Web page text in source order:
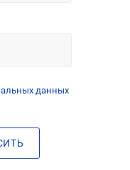
данных